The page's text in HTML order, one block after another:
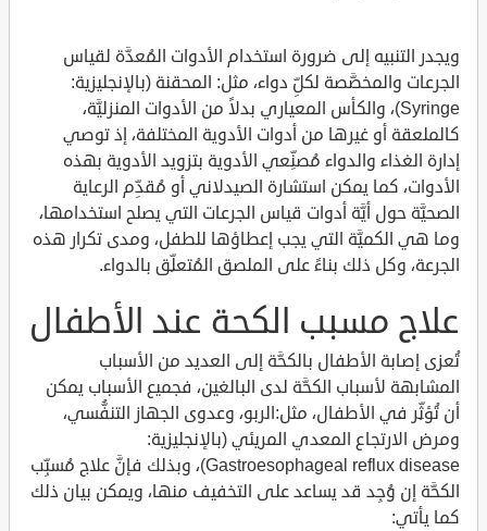
ويجدر التنبيه إلى ضرورة استخدام الأدوات المُعدَّة لقياس
الجرعات والمخصَّصة لكلِّ دواء، مثل: المحقنة (بالإنجليزية:
Syringe)، والكأس المعياري بدلاً من الأدوات المنزليَّة،
كالملعقة أو غيرها من أدوات الأدوية المختلفة، إذ توصي
إدارة الغذاء والدواء مُصنِّعي الأدوية بتزويد الأدوية بهذه
الأدوات، كما يمكن استشارة الصيدلاني أو مُقدِّم الرعاية
الصحيَّة حول أيَّة أدوات قياس الجرعات التي يصلح استخدامها،
وما هي الكميَّة التي يجب إعطاؤها للطفل، ومدى تكرار هذه
الجرعة، وكل ذلك بناءً على الملصق المُتعلِّق بالدواء.
علاج مسبب الكحة عند الأطفال
تُعزى إصابة الأطفال بالكحَّة إلى العديد من الأسباب
المشابهة لأسباب الكحَّة لدى البالغين، فجميع الأسباب يمكن
أن تُؤثِّر في الأطفال، مثل:الربو، وعدوى الجهاز التنفُّسي،
ومرض الارتجاع المعدي المريئي (بالإنجليزية:
Gastroesophageal reflux disease)، وبذلك فإنَّ علاج مُسبِّب
الكحَّة إن وُجِد قد يساعد على التخفيف منها، ويمكن بيان ذلك
كما يأتي: